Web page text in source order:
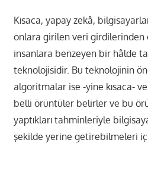
Kısaca, yapay zekâ,
onlara girilen veri
insanlara benzeyen bir hâlde
teknolojisidir. Bu teknolojinin
algoritmalar ise -yine kısaca-
belli örüntüler belirler ve bu
yaptıkları tahminleriyle
şekilde yerine getirebilmeleri